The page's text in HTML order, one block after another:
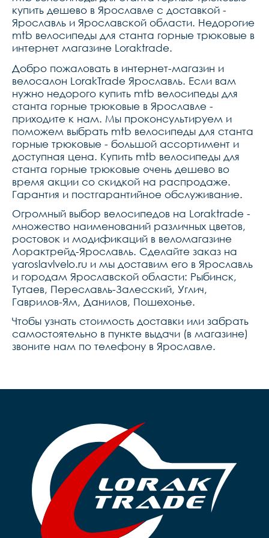
полосой,обода алюминий
двойной
пистонированный,цепьkmc
c030,руль стальной черный
посадка 31,8 ширина
690мм,вынос стальной
короткий,подседельный
штырь алюминий черный
двухболтовый,рулевая
колонка безрезьбовая на
промподшипниках,седло
lorak junior,педали
пластик,вес 14,5 кг
купить дешево в Ярославле с доставкой -
Ярославль и Ярославской области. Недорогие
mtb велосипеды для станта горные трюковые в
интернет магазине Loraktrade.
Добро пожаловать в интернет-магазин и
велосалон LorakTrade Ярославль. Если вам
нужно недорого купить mtb велосипеды для
станта горные трюковые в Ярославле -
приходите к нам. Мы проконсультируем и
поможем выбрать mtb велосипеды для станта
горные трюковые - большой ассортимент и
доступная цена. Купить mtb велосипеды для
станта горные трюковые очень дешево во
время акции со скидкой на распродаже.
Гарантия и постгарантийное обслуживание.
Огромный выбор велосипедов на Loraktrade -
множество наименований различных цветов,
ростовок и модификаций в веломагазине
Лорактрейд-Ярославль. Сделайте заказ на
yaroslavlvelo.ru и мы доставим его в Ярославль
и городам Ярославской области: Рыбинск,
Тутаев, Переславль-Залесский, Углич,
Гаврилов-Ям, Данилов, Пошехонье.
Чтобы узнать стоимость доставки или забрать
самостоятельно в пункте выдачи (в магазине)
звоните нам по телефону в Ярославле.